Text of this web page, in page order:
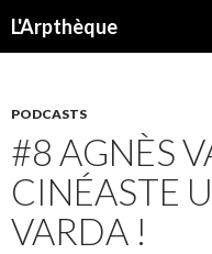
L'Arpthèque
PODCASTS
#8 AGNÈS
CINÉASTE
VARDA !